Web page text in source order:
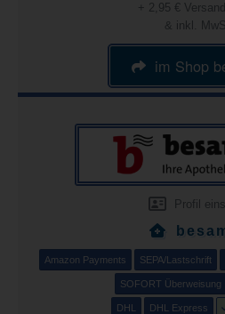
+ 2,95 €
& inkl.
im Shop
Profil
Amazon Payments SEPA/Lastschrift
SOFORT Überweisung
DHL DHL Express